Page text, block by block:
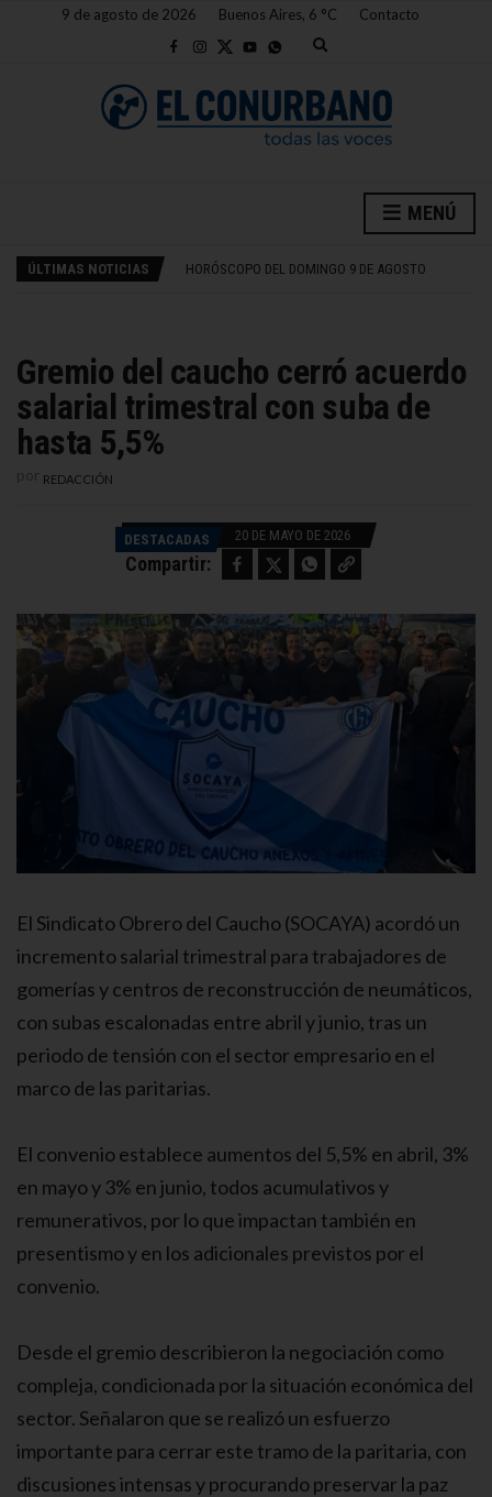
9 de agosto de 2026 Buenos Aires, 6 C
Contacto
a
n
d
s
o
MENÚ
ÚLTIMAS NOTICIAS
DE PAUL MARCA Y FESTEJA ENTRE LÁGRIMAS ANTES DE LA LLEGADA DE MESSI A ROSARIO
BOCA NO PUDO CON LOS PIBES DE VÉLEZ
Gremio del caucho cerró acuerdo
salarial trimestral con suba de
hasta 5,5%
REDACCIÓN
DESTACADAS 20 DE MAYO DE 2026
Compartir: Facebook Twitter WhatsApp Copy link
El Sindicato Obrero del Caucho (SOCAYA) acordó un
incremento salarial trimestral para trabajadores de
gomerías y centros de reconstrucción de neumáticos,
con subas escalonadas entre abril y junio, tras un
periodo de tensión con el sector empresario en el
marco de las paritarias.
El convenio establece aumentos del 5,5% en abril, 3%
en mayo y 3% en junio, todos acumulativos y
remunerativos, por lo que impactan también en
presentismo y en los adicionales previstos por el
convenio.
Desde el gremio describieron la negociación como
compleja, condicionada por la situación económica del
sector. Señalaron que se realizó un esfuerzo
importante para cerrar este tramo de la paritaria, con
discusiones intensas y procurando preservar la paz